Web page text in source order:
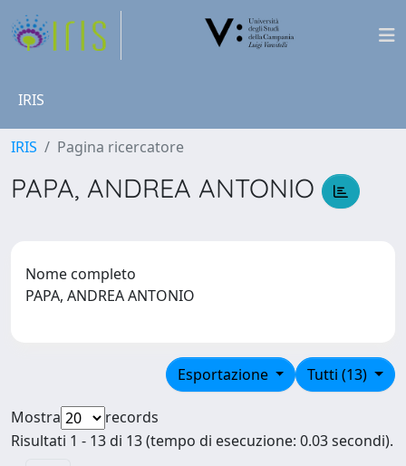
IRIS
IRIS Pagina ricercatore
PAPA, ANDREA ANTONIO
Nome completo
PAPA, ANDREA ANTONIO
Tutti (13)
Esportazione
Mostra
records
Risultati 1 - 13 di 13 (tempo di esecuzione: 0.03 secondi).